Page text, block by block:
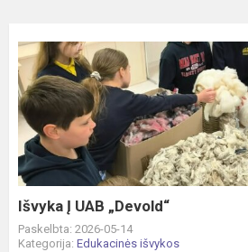
Išvyka
Į
UAB
„Devold“
Išvyka Į UAB „Devold“
Paskelbta: 2026-05-14
Kategorija: Edukacinės išvykos